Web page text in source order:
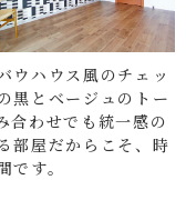
ウハウス風のチェッ
黒とベージュのトー
合わせでも統一感の
部屋だからこそ、時
す。